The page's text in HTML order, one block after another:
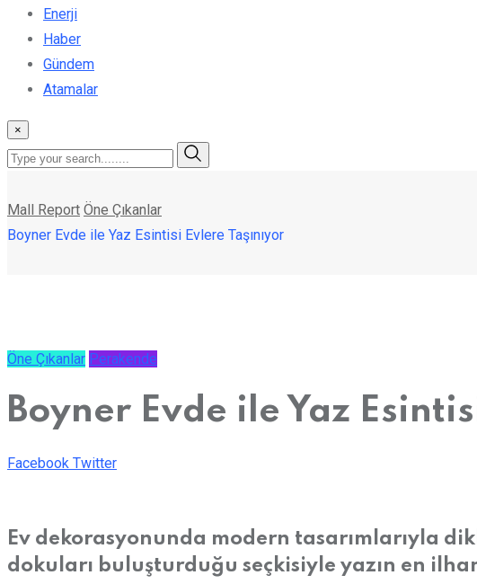
Enerji
Haber
Gündem
Atamalar
×
Mall Report Öne Çıkanlar
Boyner Evde ile Yaz Esintisi Evlere Taşınıyor
Öne Çıkanlar Perakende
Boyner Evde ile Yaz
Facebook TwitterLinkedIn
Whatsapp
Print
Share
Ev dekorasyonunda modern tasarımlarıyla
dokuları buluşturduğu seçkisiyle yazın en